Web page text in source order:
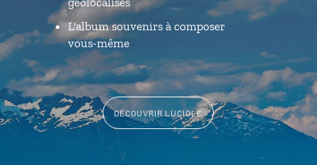
L'album souvenirs à composer
vous-même
DÉCOUVRIR LUCIOLE